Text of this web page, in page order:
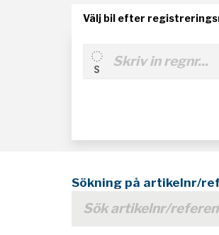
Välj bil efter
Sökning på artikelnr/